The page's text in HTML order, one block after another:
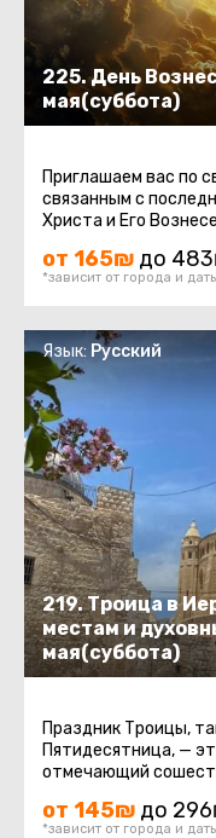
225. День
мая(суббота)
Приглашаем вас по святым местам Иерусалима,
связанным с
Христа и Его
наполнено
от 165₪ до
*зависит от города и
219. Троица в
местам и
мая(суббота)
Язык: Русский
Праздник Троицы,
Пятидесятница, —
отмечающий
от 145₪ до
*зависит от города и